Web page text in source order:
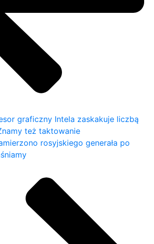
graficzny Intela zaskakuje liczbą
też taktowanie
rosyjskiego generała po